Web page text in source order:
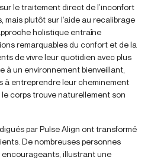
sur le traitement direct de l’inconfort
mais plutôt sur l’aide au recalibrage
holistique entraîne
remarquables du confort et de la
de vivre leur quotidien avec plus
à un environnement bienveillant,
à entreprendre leur cheminement
corps trouve naturellement son
par Pulse Align ont transformé
De nombreuses personnes
illustrant une